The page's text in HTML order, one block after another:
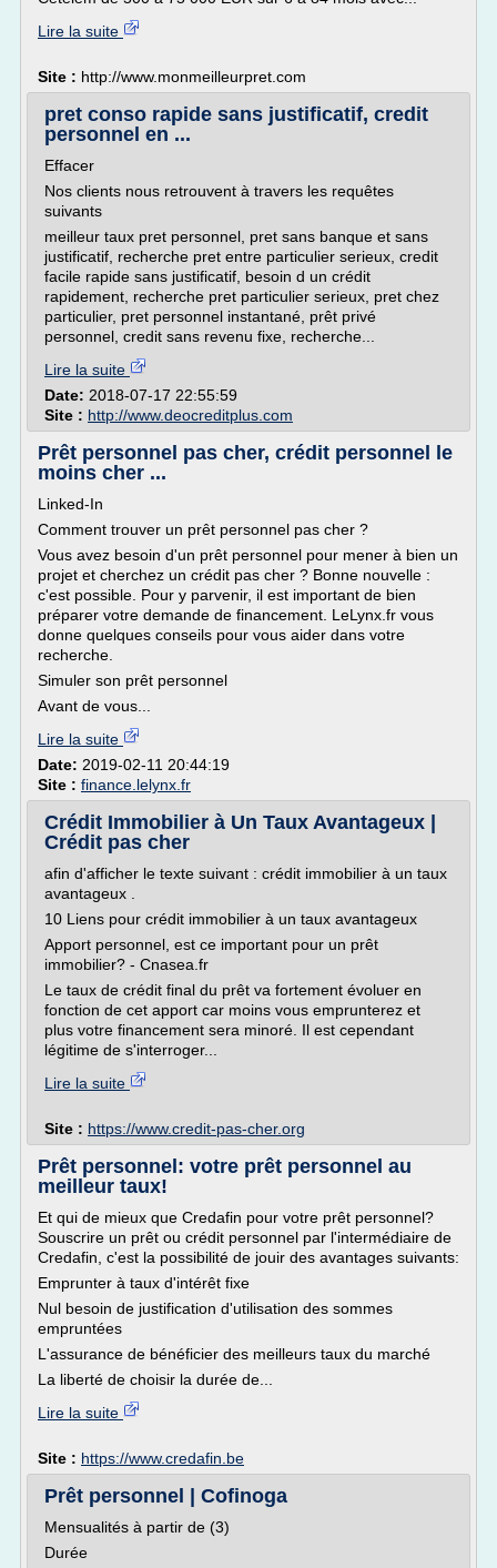
Lire la suite
Site : http://www.monmeilleurpret.com
pret conso rapide sans justificatif, credit
personnel en ...
Effacer
Nos clients nous retrouvent à travers les requêtes
suivants
meilleur taux pret personnel, pret sans banque et sans
justificatif, recherche pret entre particulier serieux, credit
facile rapide sans justificatif, besoin d un crédit
rapidement, recherche pret particulier serieux, pret chez
particulier, pret personnel instantané, prêt privé
personnel, credit sans revenu fixe, recherche...
Lire la suite
Date: 2018-07-17 22:55:59
Site : http://www.deocreditplus.com
Prêt personnel pas cher, crédit personnel le
moins cher ...
Linked-In
Comment trouver un prêt personnel pas cher ?
Vous avez besoin d'un prêt personnel pour mener à bien un
projet et cherchez un crédit pas cher ? Bonne nouvelle :
c'est possible. Pour y parvenir, il est important de bien
préparer votre demande de financement. LeLynx.fr vous
donne quelques conseils pour vous aider dans votre
recherche.
Simuler son prêt personnel
Avant de vous...
Lire la suite
Date: 2019-02-11 20:44:19
Site : finance.lelynx.fr
Crédit Immobilier à Un Taux Avantageux |
Crédit pas cher
afin d'afficher le texte suivant : crédit immobilier à un taux
avantageux .
10 Liens pour crédit immobilier à un taux avantageux
Apport personnel, est ce important pour un prêt
immobilier? - Cnasea.fr
Le taux de crédit final du prêt va fortement évoluer en
fonction de cet apport car moins vous emprunterez et
plus votre financement sera minoré. Il est cependant
légitime de s'interroger...
Lire la suite
Site : https://www.credit-pas-cher.org
Prêt personnel: votre prêt personnel au
meilleur taux!
Et qui de mieux que Credafin pour votre prêt personnel?
Souscrire un prêt ou crédit personnel par l'intermédiaire de
Credafin, c'est la possibilité de jouir des avantages suivants:
Emprunter à taux d'intérêt fixe
Nul besoin de justification d'utilisation des sommes
empruntées
L'assurance de bénéficier des meilleurs taux du marché
La liberté de choisir la durée de...
Lire la suite
Site : https://www.credafin.be
Prêt personnel | Cofinoga
Mensualités à partir de (3)
Durée